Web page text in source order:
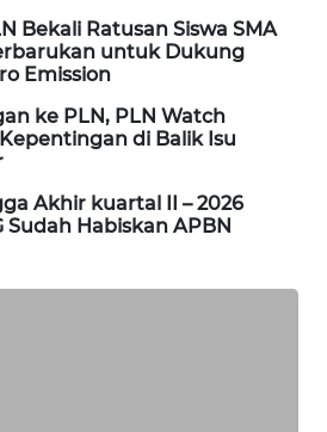
Bekali Ratusan Siswa SMA
untuk Dukung
Emission
ke PLN, PLN Watch
di Balik Isu
Akhir kuartal II – 2026
Sudah Habiskan APBN